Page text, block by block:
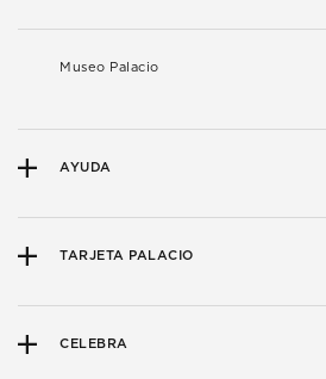
Museo Palacio
AYUDA
TARJETA PALACIO
CELEBRA